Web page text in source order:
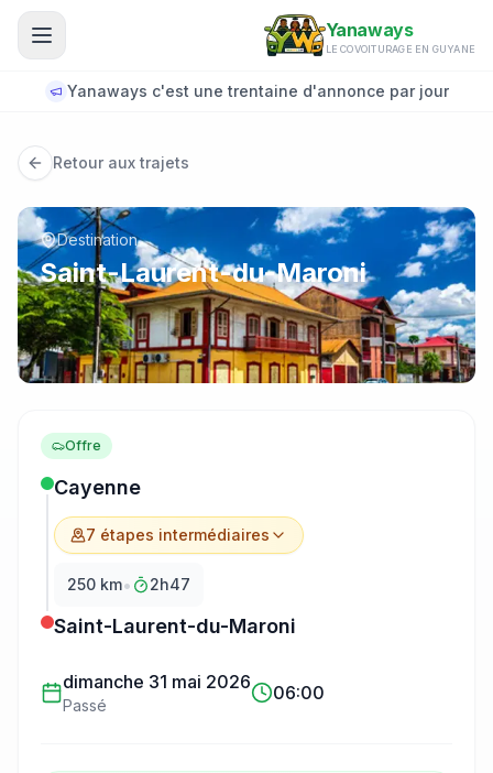
Aller au contenu principal
Yanaways
LE COVOITURAGE EN GUYANE
Yanaways c'est une trentaine d'annonce par jour
Retour aux trajets
Destination
Saint-Laurent-du-Maroni
Offre
Cayenne
7 étapes intermédiaires
250 km• 2h47
Saint-Laurent-du-Maroni
dimanche 31 mai 2026
Passé
06:00